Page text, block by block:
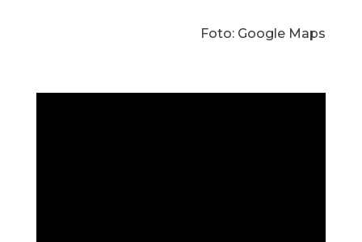
Foto: Google Maps